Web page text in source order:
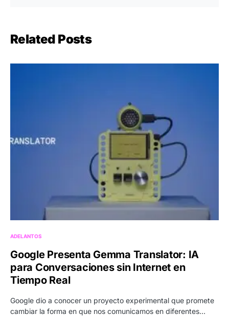
Related Posts
ADELANTOS
Google Presenta Gemma Translator: IA
para Conversaciones sin Internet en
Tiempo Real
Google dio a conocer un proyecto experimental que promete
cambiar la forma en que nos comunicamos en diferentes…